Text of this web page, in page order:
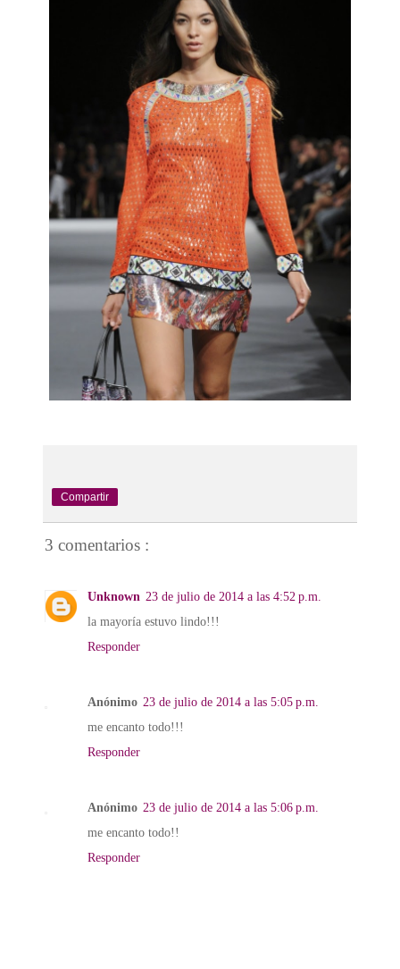
Compartir
3 comentarios :
Unknown 23 de julio de 2014 a las 4:52 p.m.
la mayoría estuvo lindo!!!
Responder
Anónimo 23 de julio de 2014 a las 5:05 p.m.
me encanto todo!!!
Responder
Anónimo 23 de julio de 2014 a las 5:06 p.m.
me encanto todo!!
Responder